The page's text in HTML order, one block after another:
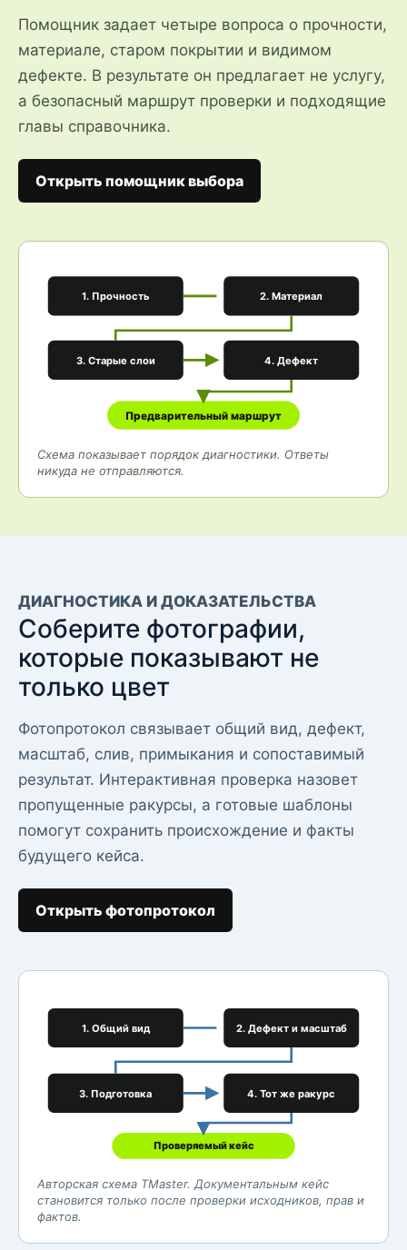
Помощник задает четыре вопроса о прочности,
материале, старом покрытии и видимом
дефекте. В результате он предлагает не услугу,
а безопасный маршрут проверки и подходящие
главы справочника.
Открыть помощник выбора
1. Прочность 2. Материал
3. Старые слои 4. Дефект
Предварительный маршрут
Схема показывает порядок диагностики. Ответы
никуда не отправляются.
ДИАГНОСТИКА И ДОКАЗАТЕЛЬСТВА
Соберите фотографии,
которые показывают не
только цвет
Фотопротокол связывает общий вид, дефект,
масштаб, слив, примыкания и сопоставимый
результат. Интерактивная проверка назовет
пропущенные ракурсы, а готовые шаблоны
помогут сохранить происхождение и факты
будущего кейса.
Открыть фотопротокол
1. Общий вид 2. Дефект и масштаб
3. Подготовка 4. Тот же ракурс
Проверяемый кейс
Авторская схема TMaster. Документальным кейс
становится только после проверки исходников, прав и
фактов.